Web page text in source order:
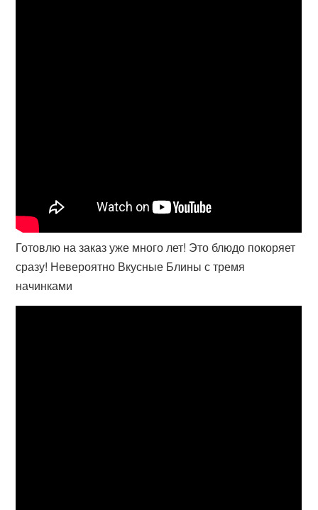
Готовлю на заказ уже много лет! Это блюдо покоряет
сразу! Невероятно Вкусные Блины с тремя
начинками